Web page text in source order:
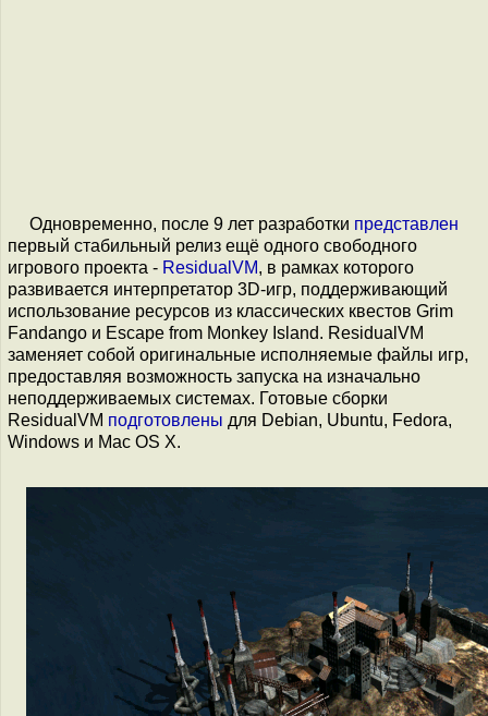
Одновременно, после 9 лет разработки представлен
первый стабильный релиз ещё одного свободного
игрового проекта - ResidualVM, в рамках которого
развивается интерпретатор 3D-игр, поддерживающий
использование ресурсов из классических квестов Grim
Fandango и Escape from Monkey Island. ResidualVM
заменяет собой оригинальные исполняемые файлы игр,
предоставляя возможность запуска на изначально
неподдерживаемых системах. Готовые сборки
ResidualVM подготовлены для Debian, Ubuntu, Fedora,
Windows и Mac OS X.